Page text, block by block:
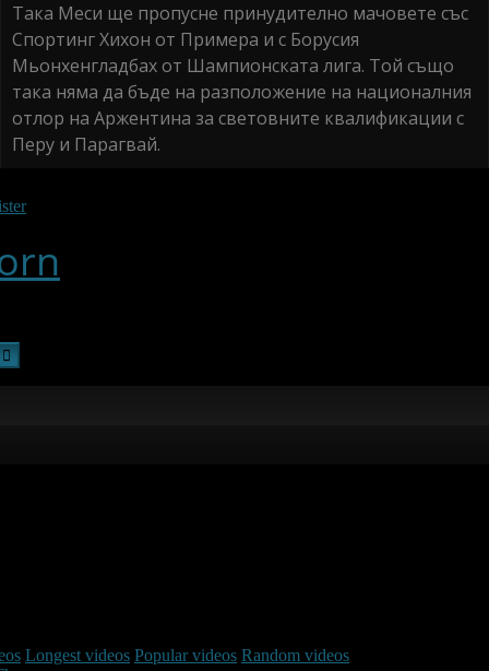
Така Меси ще пропусне принудително мачовете със
Спортинг Хихон от Примера и с Борусия
Мьонхенгладбах от Шампионската лига. Той също
така няма да бъде на разположение на националния
отлор на Аржентина за световните квалификации с
Перу и Парагвай.